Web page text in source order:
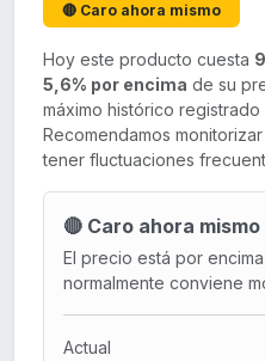
🔴 Caro ahora mismo
Hoy este producto cuesta
5,6% por encima de su
máximo histórico registrado
Recomendamos
tener fluctuaciones
🔴 Caro ahora mismo
El precio está por
normalmente conviene
Actual